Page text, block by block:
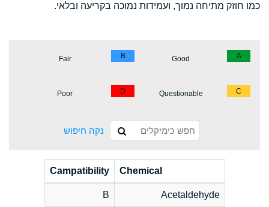
כמו חוזק מתיחה נמוך, ועמידות נמוכה בקריעה ובלאי.
A
Good
B
Fair
C
Questionable
D
Poor
נקה חיפוש
Chemical
Campatibility
Acetaldehyde
B